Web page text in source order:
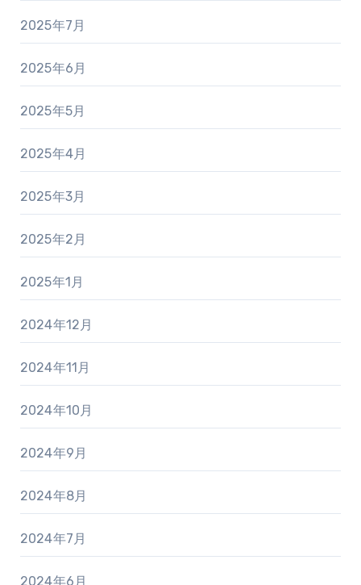
2025年7月
2025年6月
2025年5月
2025年4月
2025年3月
2025年2月
2025年1月
2024年12月
2024年11月
2024年10月
2024年9月
2024年8月
2024年7月
2024年6月